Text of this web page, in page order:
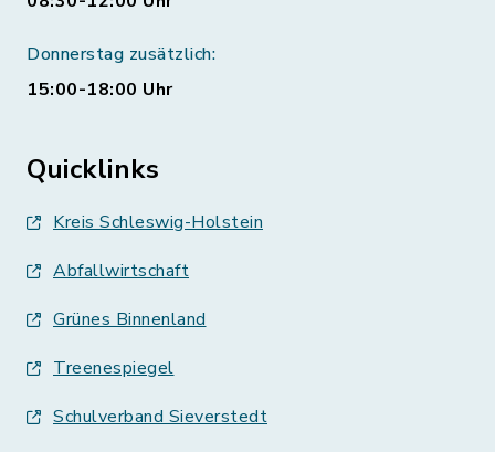
Donnerstag zusätzlich:
15:00-18:00 Uhr
Quicklinks
Kreis Schleswig-Holstein
Abfallwirtschaft
Grünes Binnenland
Treenespiegel
Schulverband Sieverstedt